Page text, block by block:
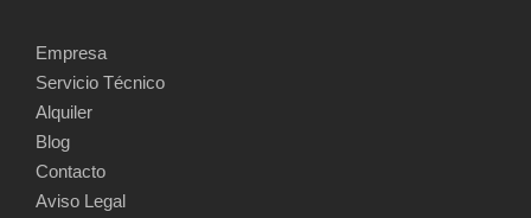
Empresa
Servicio Técnico
Alquiler
Blog
Contacto
Aviso Legal